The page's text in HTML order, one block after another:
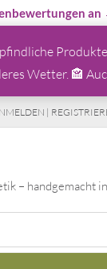
an
Wetter. 🏤
|
– handgemacht